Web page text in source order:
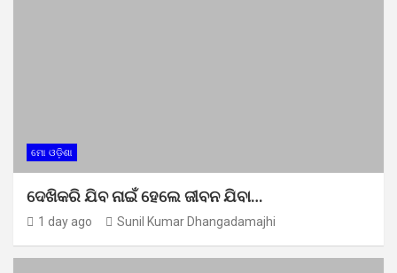
ମୋ ଓଡ଼ିଶା
ଦେଖିକରି ଯିବ ନାଇଁ ହେଲେ ଜୀବନ ଯିବା…
1 day ago Sunil Kumar Dhangadamajhi